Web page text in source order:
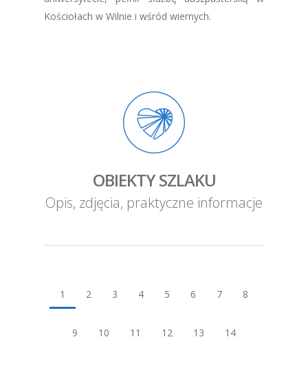
Kościołach w Wilnie i wśród wiernych.
OBIEKTY SZLAKU
Opis, zdjęcia, praktyczne informacje
1 2 3 4 5 6 7 8
9 10 11 12 13 14